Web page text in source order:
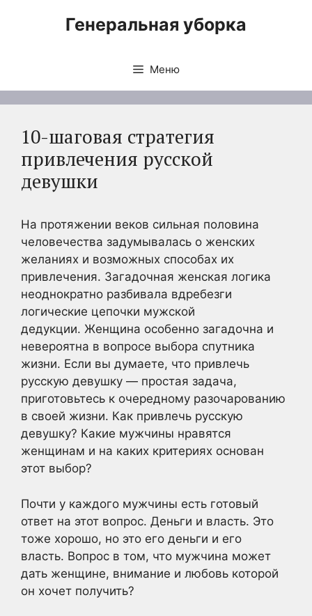
Генеральная уборка
Меню
10-шаговая стратегия
привлечения русской
девушки
На протяжении веков сильная половина
человечества задумывалась о женских
желаниях и возможных способах их
привлечения. Загадочная женская логика
неоднократно разбивала вдребезги
логические цепочки мужской
дедукции. Женщина особенно загадочна и
невероятна в вопросе выбора спутника
жизни. Если вы думаете, что привлечь
русскую девушку — простая задача,
приготовьтесь к очередному разочарованию
в своей жизни. Как привлечь русскую
девушку? Какие мужчины нравятся
женщинам и на каких критериях основан
этот выбор?
Почти у каждого мужчины есть готовый
ответ на этот вопрос. Деньги и власть. Это
тоже хорошо, но это его деньги и его
власть. Вопрос в том, что мужчина может
дать женщине, внимание и любовь которой
он хочет получить?